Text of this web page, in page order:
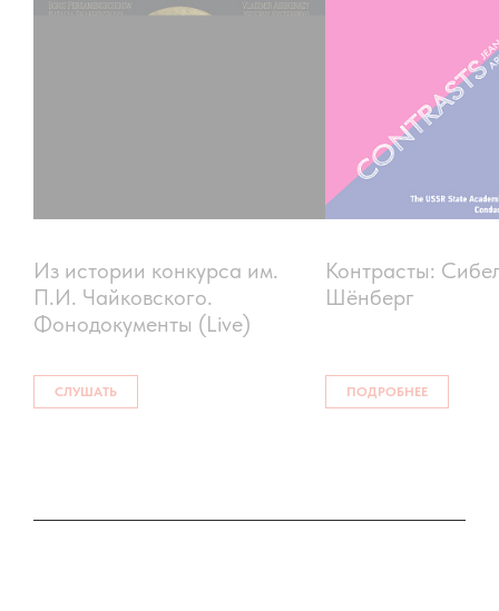
Из истории конкурса им.
П.И. Чайковского.
Фонодокументы (Live)
СЛУШАТЬ
Контрасты:
Шёнберг
ПОДРОБНЕЕ